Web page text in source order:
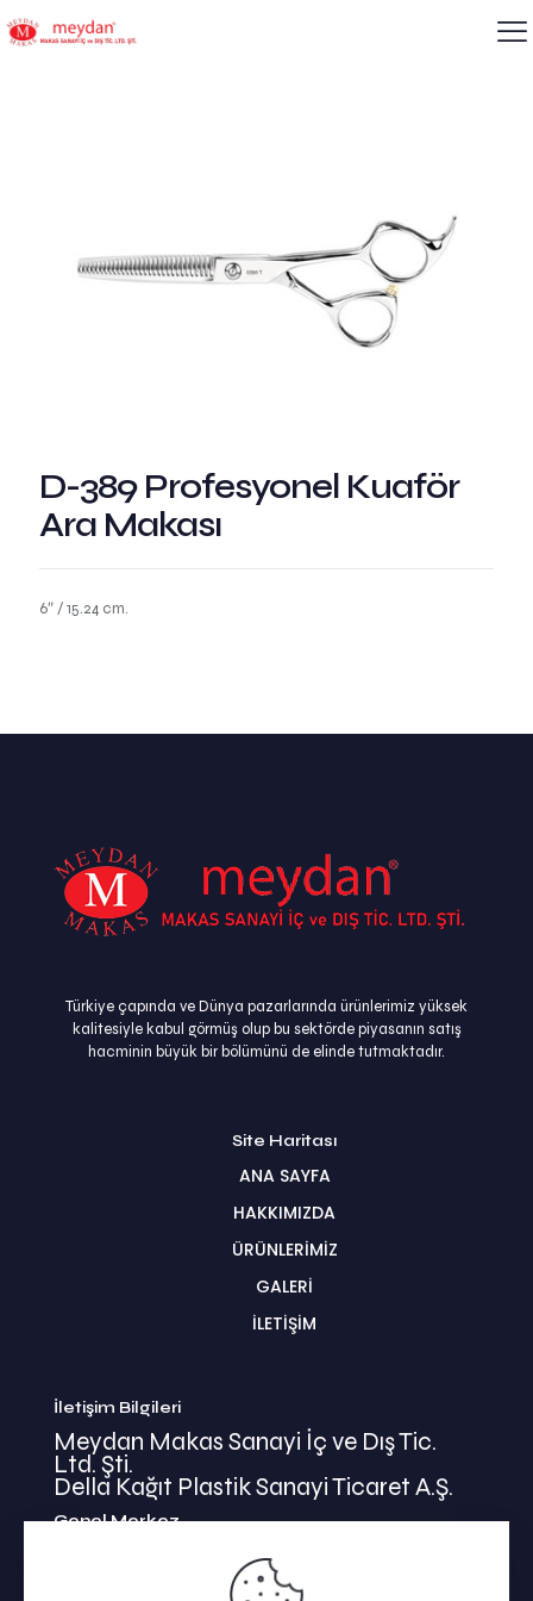
D-389 Profesyonel Kuaför
Ara Makası
6″ / 15.24 cm.
Türkiye çapında ve Dünya pazarlarında ürünlerimiz yüksek
kalitesiyle kabul görmüş olup bu sektörde piyasanın satış
hacminin büyük bir bölümünü de elinde tutmaktadır.
Site Haritası
ANA SAYFA
HAKKIMIZDA
ÜRÜNLERİMİZ
GALERİ
İLETİŞİM
İletişim Bilgileri
Meydan Makas Sanayi İç ve Dış Tic.
Ltd. Şti.
Della Kağıt Plastik Sanayi Ticaret A.Ş.
Genel Merkez
İkitelli Mehmet Akif Mahallesi
Bahariye Cad. Basın Ekspress Yolu No:47/1